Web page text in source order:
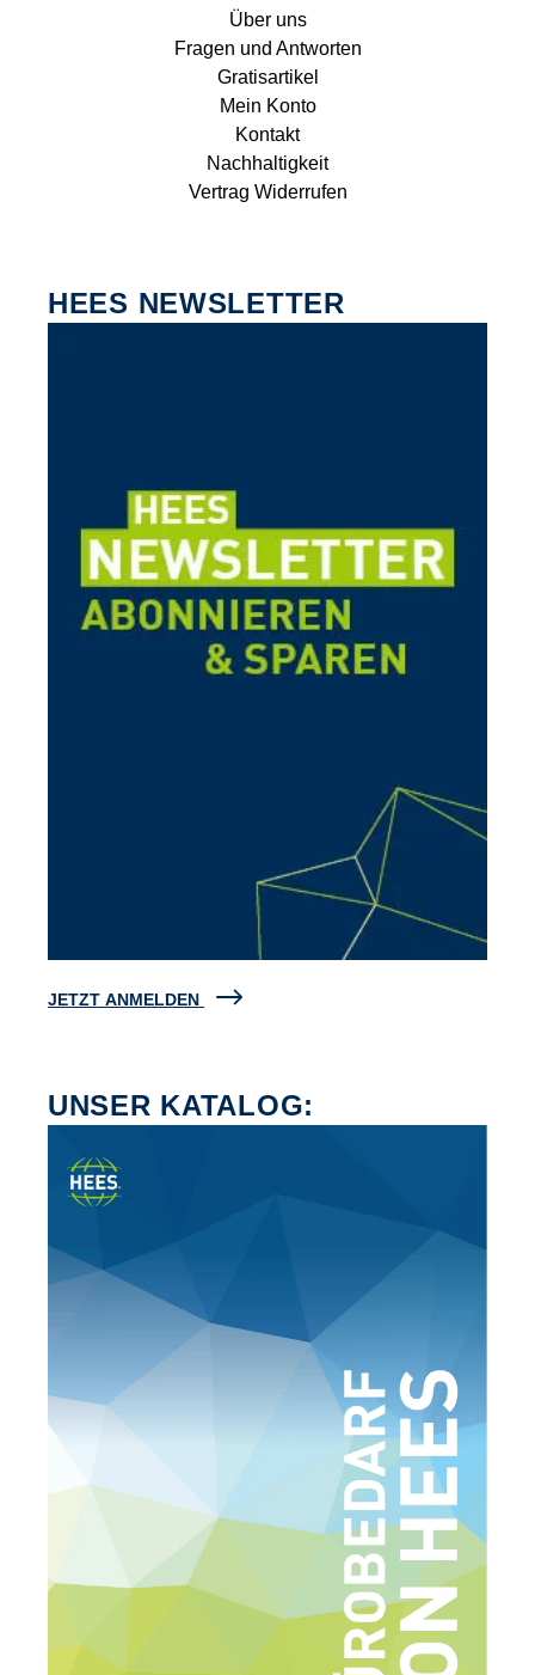
Über uns
Fragen und Antworten
Gratisartikel
Mein Konto
Kontakt
Nachhaltigkeit
Vertrag Widerrufen
HEES NEWSLETTER
JETZT ANMELDEN
UNSER KATALOG: